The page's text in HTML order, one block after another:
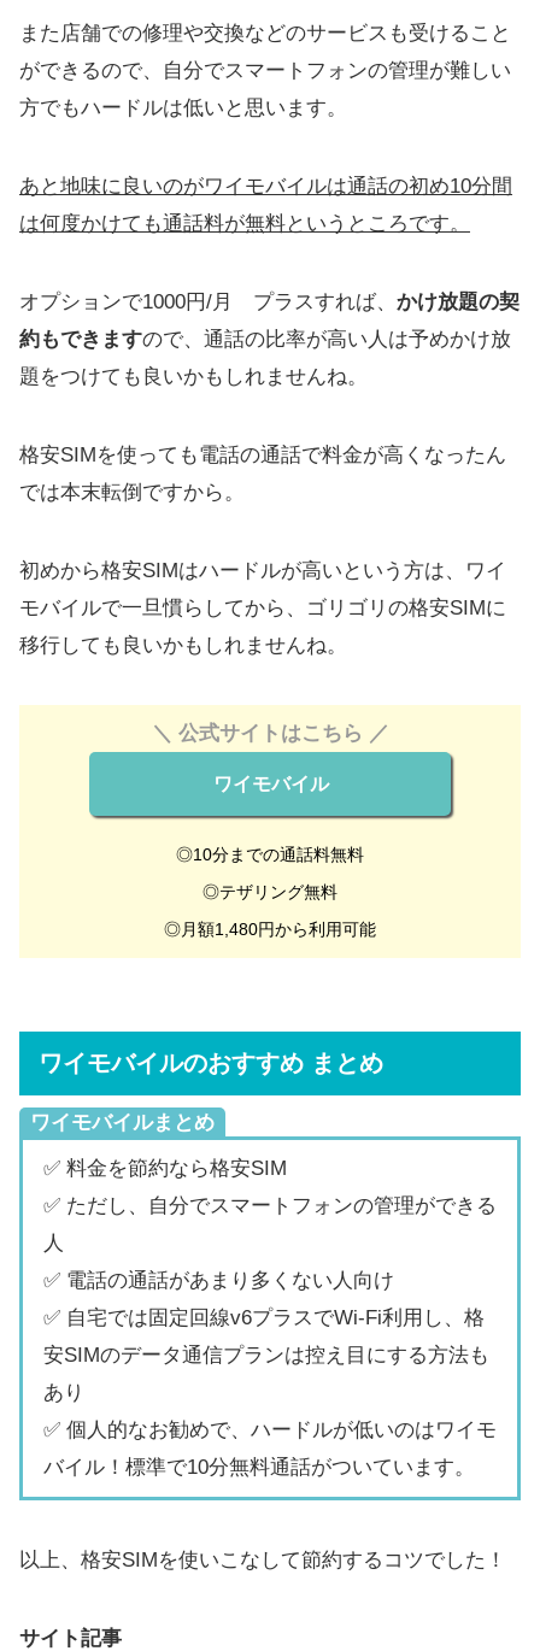
また店舗での修理や交換などのサービスも受けること
ができるので、自分でスマートフォンの管理が難しい
方でもハードルは低いと思います。
あと地味に良いのがワイモバイルは通話の初め10分間
は何度かけても通話料が無料というところです。
オプションで1000円/月 プラスすれば、 かけ放題の契
約もできますので、通話の比率が高い人は予めかけ放
題をつけても良いかもしれませんね。
格安SIMを使っても電話の通話で料金が高くなったん
では本末転倒ですから。
初めから格安SIMはハードルが高いという方は、ワイ
モバイルで一旦慣らしてから、ゴリゴリの格安SIMに
移行しても良いかもしれませんね。
＼ 公式サイトはこちら ／
ワイモバイル
◎10分までの通話料無料
◎テザリング無料
◎月額1,480円から利用可能
ワイモバイルのおすすめ まとめ
ワイモバイルまとめ
✅ 料金を節約なら格安SIM
✅ ただし、自分でスマートフォンの管理ができる
人
✅ 電話の通話があまり多くない人向け
✅ 自宅では固定回線v6プラスでWi-Fi利用し、格
安SIMのデータ通信プランは控え目にする方法も
あり
✅ 個人的なお勧めで、ハードルが低いのはワイモ
バイル！標準で10分無料通話がついています。
以上、格安SIMを使いこなして節約するコツでした！
サイト記事